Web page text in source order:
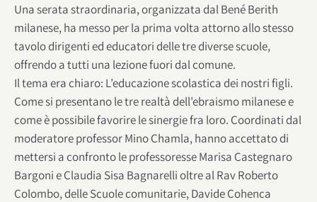
Una serata straordinaria, organizzata dal Bené Berith
milanese, ha messo per la prima volta attorno allo stesso
tavolo dirigenti ed educatori delle tre diverse scuole,
offrendo a tutti una lezione fuori dal comune.
Il tema era chiaro: L’educazione scolastica dei nostri figli.
Come si presentano le tre realtà dell’ebraismo milanese e
come è possibile favorire le sinergie fra loro. Coordinati dal
moderatore professor Mino Chamla, hanno accettato di
mettersi a confronto le professoresse Marisa Castegnaro
Bargoni e Claudia Sisa Bagnarelli oltre al Rav Roberto
Colombo, delle Scuole comunitarie, Davide Cohenca